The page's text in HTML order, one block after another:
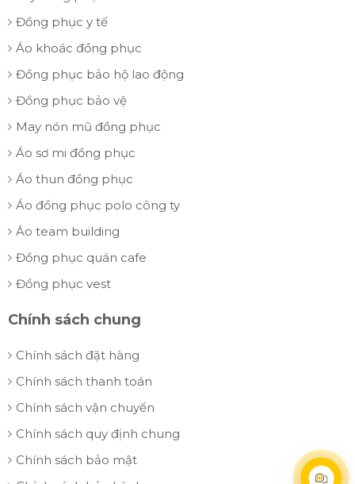
Đồng phục y tế
Áo khoác đồng phục
Đồng phục bảo hộ lao động
Đồng phục bảo vệ
May nón mũ đồng phục
Áo sơ mi đồng phục
Áo thun đồng phục
Áo đồng phục polo công ty
Áo team building
Đồng phục quán cafe
Đồng phục vest
Chính sách chung
Chính sách đặt hàng
Chính sách thanh toán
Chính sách vận chuyển
Chính sách quy định chung
Chính sách bảo mật